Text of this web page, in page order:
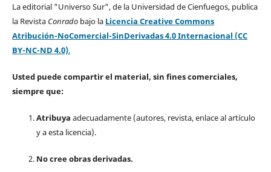
La editorial "Universo Sur", de la Universidad de Cienfuegos, publica
la Revista Conradobajo la Licencia Creative Commons
Atribución-NoComercial-SinDerivadas 4.0 Internacional (CC
BY-NC-ND 4.0).
Usted puede compartir el material, sin fines comerciales,
siempre que:
Atribuya adecuadamente (autores, revista, enlace al artículo
y a esta licencia).
No cree obras derivadas.